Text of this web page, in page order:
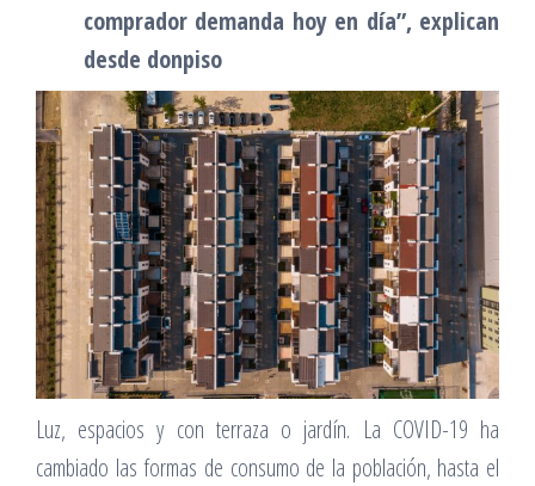
comprador demanda hoy en día”, explican
desde donpiso
Luz, espacios y con terraza o jardín. La COVID-19 ha
cambiado las formas de consumo de la población, hasta el